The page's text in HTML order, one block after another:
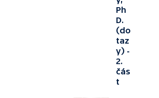
Ph
D.
(do
taz
y) -
2.
čás
t